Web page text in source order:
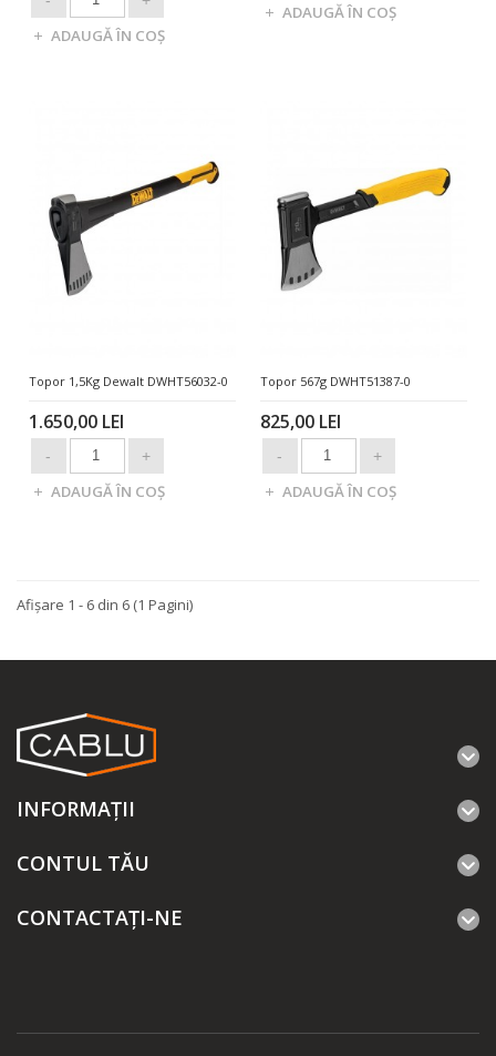
Topor 1,5Kg Dewalt DWHT56032-0
1.650,00 LEI
Topor 567g DWHT51387-0
825,00 LEI
Afişare 1 - 6 din 6 (1 Pagini)
INFORMAŢII
CONTUL TĂU
CONTACTAȚI-NE